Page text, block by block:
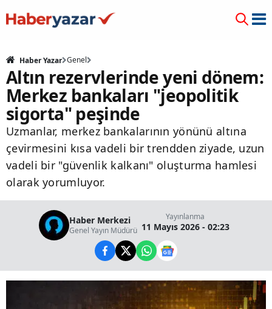
Haber Yazar Genel
Altın rezervlerinde yeni dönem:
Merkez bankaları "jeopolitik
sigorta" peşinde
Uzmanlar, merkez bankalarının yönünü altına
çevirmesini kısa vadeli bir trendden ziyade, uzun
vadeli bir "güvenlik kalkanı" oluşturma hamlesi
olarak yorumluyor.
Haber Merkezi
Genel Yayın Müdürü
Yayınlanma
11 Mayıs 2026 - 02:23